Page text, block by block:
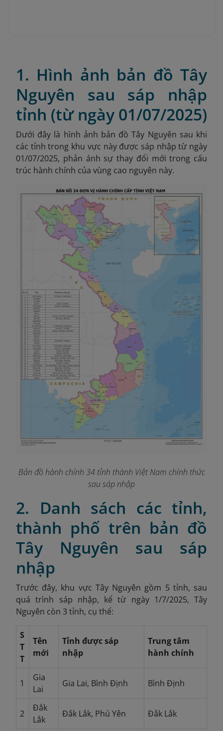
1. Hình ảnh bản đồ Tây
Nguyên sau sáp nhập
tỉnh (từ ngày 01/07/2025)
Dưới đây là hình ảnh bản đồ Tây Nguyên sau khi
các tỉnh trong khu vực này được sáp nhập từ ngày
01/07/2025, phản ánh sự thay đổi mới trong cấu
trúc hành chính của vùng cao nguyên này.
Bản đồ hành chính 34 tỉnh thành Việt Nam chính thức
sau sáp nhập
2. Danh sách các tỉnh,
thành phố trên bản đồ
Tây Nguyên sau sáp
nhập
Trước đây, khu vực Tây Nguyên gồm 5 tỉnh, sau
quá trình sáp nhập, kể từ ngày 1/7/2025, Tây
Nguyên còn 3 tỉnh, cụ thể:
S
T
T
Tên
mới
Tỉnh được sáp
nhập
Trung tâm
hành chính
1
Gia
Lai
Gia Lai, Bình Định Bình Định
2
Đắk
Lắk
Đắk Lắk, Phú Yên Đắk Lắk